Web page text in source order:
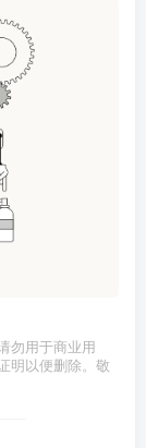
勿用于商业用
明以便删除。敬